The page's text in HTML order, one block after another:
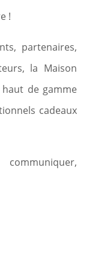
!
partenaires,
la Maison
de gamme
cadeaux